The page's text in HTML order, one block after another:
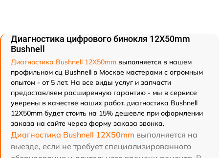
Диагностика цифрового бинокля 12X50mm
Bushnell
Диагностика Bushnell 12X50mm выполняется в нашем
профильном сц Bushnell в Москве мастерами с огромным
опытом - от 5 лет. На все виды услуг и запчасти
предоставляем расширенную гарантию - мы в сервисе
уверены в качестве наших работ. диагностика Bushnell
12X50mm будет стоить на 15% дешевле при оформлении
заказа на сайте через форму заказа звонка.
Диагностика Bushnell 12X50mm выполняется на
выезде, если не требует специализированного